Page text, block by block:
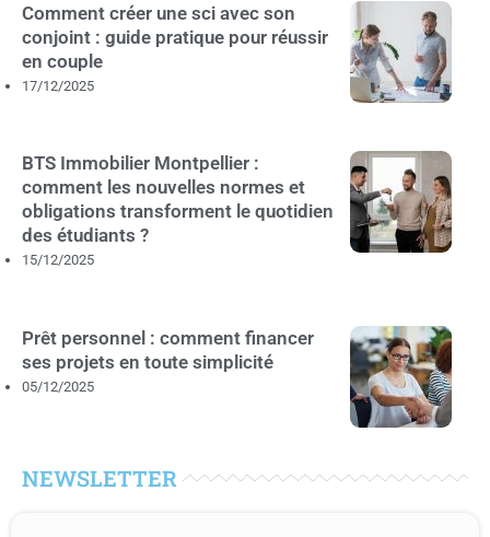
Comment créer une sci avec son
conjoint : guide pratique pour réussir
en couple
17/12/2025
BTS Immobilier Montpellier :
comment les nouvelles normes et
obligations transforment le quotidien
des étudiants ?
15/12/2025
Prêt personnel : comment financer
ses projets en toute simplicité
05/12/2025
NEWSLETTER